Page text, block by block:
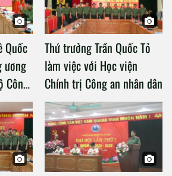
Quốc
ương
Công
dân
Thứ trưởng Trần Quốc Tỏ
làm việc với Học viện
Chính trị Công an nhân dân